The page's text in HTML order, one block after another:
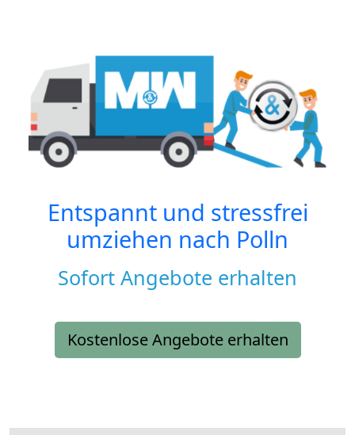
Entspannt und stressfrei
umziehen nach Polln
Sofort Angebote erhalten
Kostenlose Angebote erhalten